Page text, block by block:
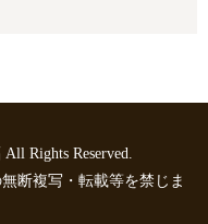
Rights Reserved.
断複写・転載等を禁じま